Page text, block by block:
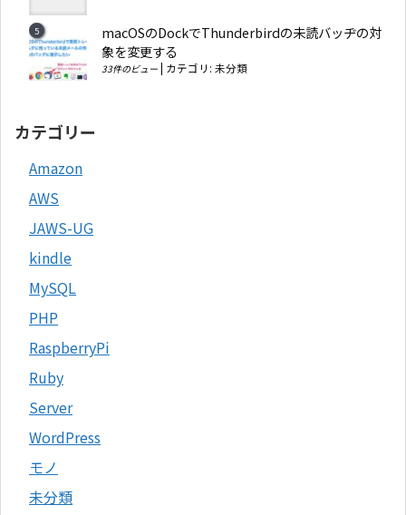
macOSのDockでThunderbirdの未読バッヂの対
象を変更する
33件のビュー カテゴリ: 未分類
カテゴリー
Amazon
AWS
JAWS-UG
kindle
MySQL
PHP
RaspberryPi
Ruby
Server
WordPress
モノ
未分類